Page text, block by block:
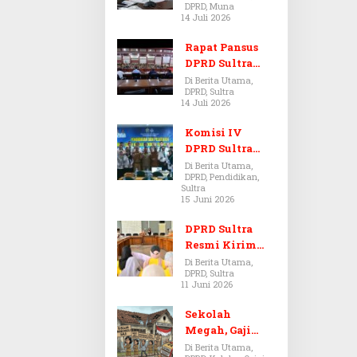
Dugaan Jual
Beli Tanah
Bermasalah di
Muna
DPRD, Muna
14 Juli 2026
Rapat Pansus
DPRD Sultra
Diskors Dua
Kali Akibat
Ketidakhadira
n Pj Sekda
Di Berita Utama,
DPRD, Sultra
14 Juli 2026
Komisi IV
DPRD Sultra
Kawal Hak
Guru,
Rencanakan
Pendidikan
Di Berita Utama,
DPRD, Pendidikan,
Sultra
15 Juni 2026
DPRD Sultra
Resmi Kirim
Aspirasi Tolak
Peraturan
BPOM No. 5
Tahun 2026 ke
Komisi IX DPR
Di Berita Utama,
DPRD, Sultra
11 Juni 2026
Sekolah
Megah, Gaji
Guru Berdarah-
Di Berita Utama,